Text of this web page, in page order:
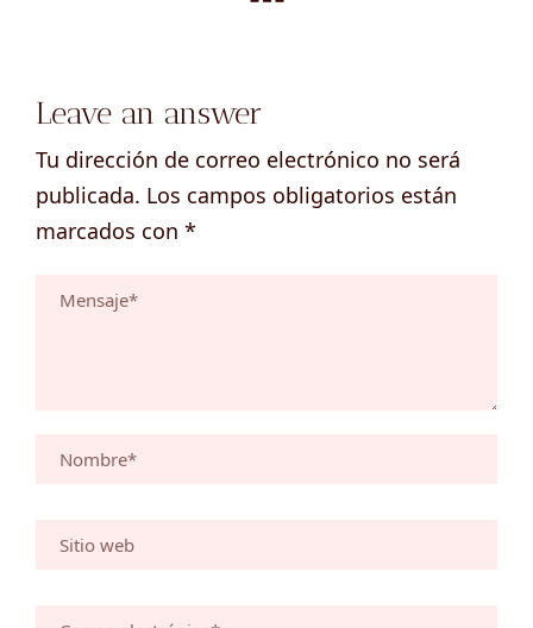
Leave an answer
Tu dirección de correo electrónico no será
publicada. Los campos obligatorios están
marcados con *